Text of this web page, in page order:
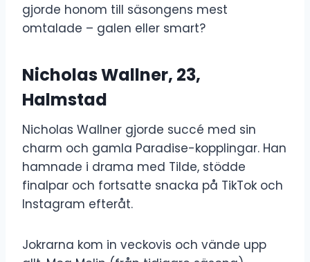
gjorde honom till säsongens mest
omtalade – galen eller smart?
Nicholas Wallner, 23,
Halmstad
Nicholas Wallner gjorde succé med sin
charm och gamla Paradise-kopplingar. Han
hamnade i drama med Tilde, stödde
finalpar och fortsatte snacka på TikTok och
Instagram efteråt.
Jokrarna kom in veckovis och vände upp